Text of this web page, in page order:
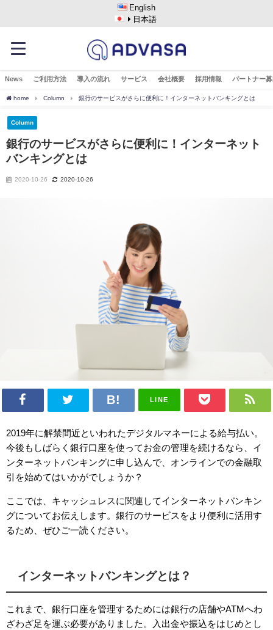
English
日本語
News ご利用方法 導入の流れ サービス 会社概要 採用情報 パートナー
home Column 銀行のサービスがさらに便利に！インターネットバンキングとは
Column
銀行のサービスがさらに便利に！インターネット
バンキングとは
2020-10-26 2020-10-26
LINE
2019年に解禁間近といわれたデジタルマネーによる給与払い。
今後もしばらく銀行口座を使ってお金の管理を続けるなら、イ
ンターネットバンキングに申し込んで、オンラインでの金融取
引を始めてはいかがでしょうか？
ここでは、キャッシュレスに関連してインターネットバンキン
グについてお伝えします。銀行のサービスをより便利に活用す
るため、ぜひご一読ください。
インターネットバンキングとは？
これまで、銀行口座を管理するためには銀行の店舗やATM へわ
ざわざ足を運ぶ必要がありました。入出金や振込をはじめとし